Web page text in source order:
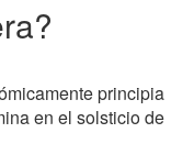
principia
en el solsticio de